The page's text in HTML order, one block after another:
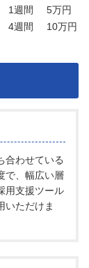
1週間
5万円
4週間 10万円
合わせている
で、幅広い層
用支援ツール
いただけま